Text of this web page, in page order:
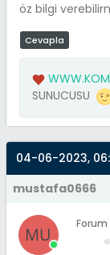
öz bilgi
Cevapla
SUNUCUSU
04-06-2023,
mustafa0666
Forum